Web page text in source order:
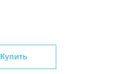
Купить